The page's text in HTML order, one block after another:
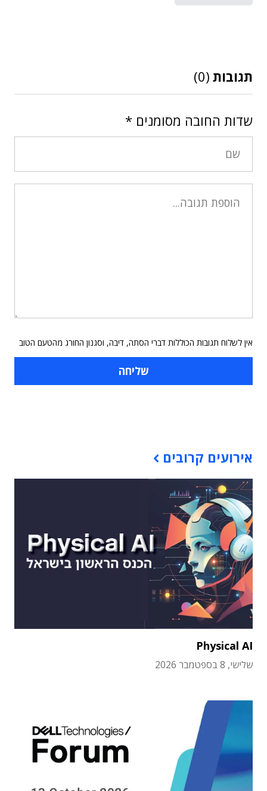
תגובות (0)
שדות החובה מסומנים *
אין לשלוח תגובות הכוללות דברי הסתה, דיבה, וסגנון החורג מהטעם הטוב
אירועים קרובים
Physical AI
שלישי, 8 בספטמבר 2026